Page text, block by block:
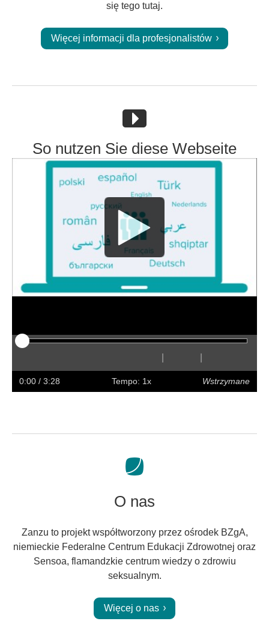
się tego tutaj.
Więcej informacji dla profesjonalistów
So nutzen Sie diese Webseite
w
tył przód
Ukryj
napisy
SzybciejWolniej
na
pełny
0:00 / 3:28 Tempo: 1x Wstrzymane
O nas
Zanzu to projekt współtworzony przez ośrodek BZgA,
niemieckie Federalne Centrum Edukacji Zdrowotnej oraz
Sensoa, flamandzkie centrum wiedzy o zdrowiu
seksualnym.
Więcej o nas